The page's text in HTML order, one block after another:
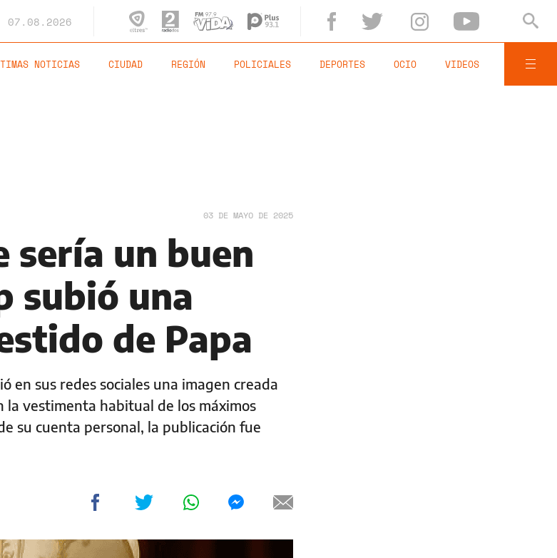
07.08.2026
NOTICIAS CIUDAD REGIÓN POLICIALES DEPORTES OCIO VIDEOS
03 DE MAYO DE 2025
sería un buen
subió una
de Papa
en sus redes sociales una imagen creada
vestimenta habitual de los máximos
su cuenta personal, la publicación fue